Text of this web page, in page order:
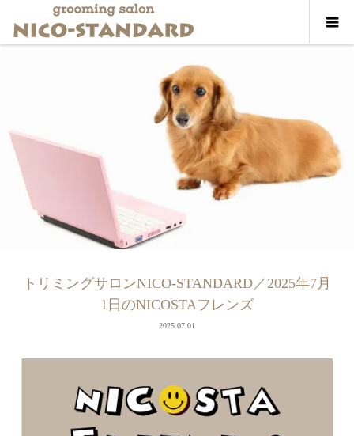
トリミングサロンNICO-STANDARD／2025年7月
1日のNICOSTAフレンズ
2025.07.01